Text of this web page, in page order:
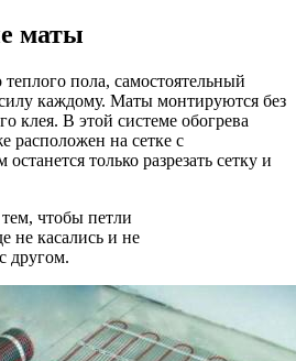
маты
пола, самостоятельный
каждому. Маты монтируются без
клея. В этой системе обогрева
расположен на сетке с
только разрезать сетку и
чтобы петли
не касались и не
другом.